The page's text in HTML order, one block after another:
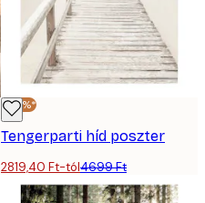
-40%*
Tengerparti híd poszter
2819,40 Ft-tól4699 Ft